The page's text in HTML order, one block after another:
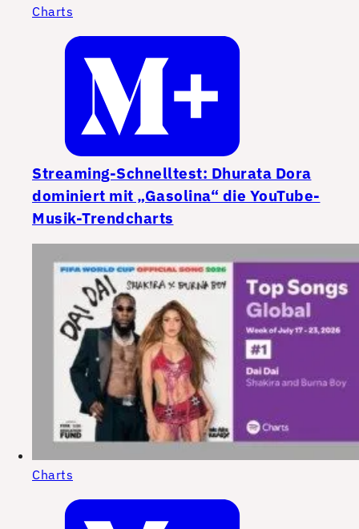
Charts
Streaming-Schnelltest: Dhurata Dora
dominiert mit „Gasolina“ die YouTube-
Musik-Trendcharts
Charts